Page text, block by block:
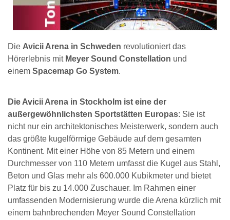
Die Avicii Arena in Schweden revolutioniert das
Hörerlebnis mit Meyer Sound Constellation und
einem Spacemap Go System.
Die Avicii Arena in Stockholm ist eine der
außergewöhnlichsten Sportstätten Europas: Sie ist
nicht nur ein architektonisches Meisterwerk, sondern auch
das größte kugelförmige Gebäude auf dem gesamten
Kontinent. Mit einer Höhe von 85 Metern und einem
Durchmesser von 110 Metern umfasst die Kugel aus Stahl,
Beton und Glas mehr als 600.000 Kubikmeter und bietet
Platz für bis zu 14.000 Zuschauer. Im Rahmen einer
umfassenden Modernisierung wurde die Arena kürzlich mit
einem bahnbrechenden Meyer Sound Constellation